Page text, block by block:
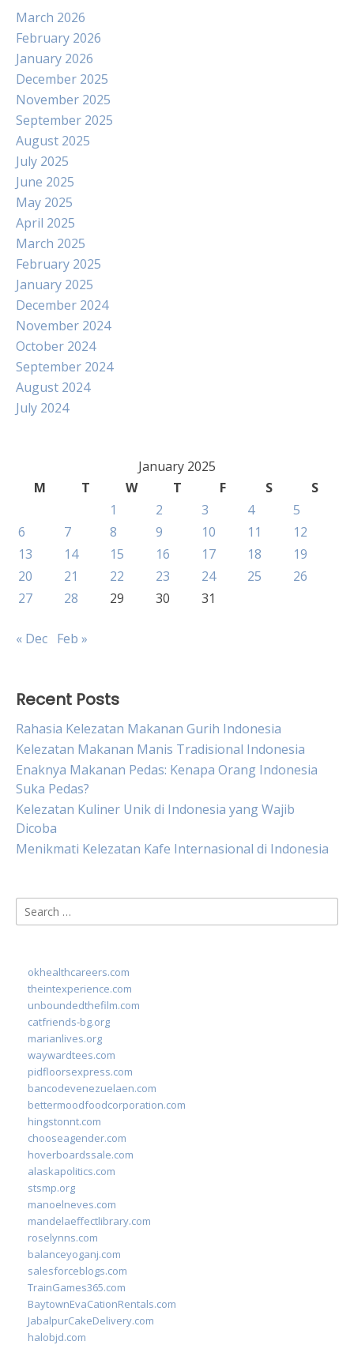
March 2026
February 2026
January 2026
December 2025
November 2025
September 2025
August 2025
July 2025
June 2025
May 2025
April 2025
March 2025
February 2025
January 2025
December 2024
November 2024
October 2024
September 2024
August 2024
July 2024
January 2025
M
T W T F S
S
1
2 3 4
5
6
7 8 9 10 11
12
13
14 15 16 17 18
19
20
21 22 23 24 25
26
27
28 29 30 31
« Dec Feb »
Recent Posts
Rahasia Kelezatan Makanan Gurih Indonesia
Kelezatan Makanan Manis Tradisional Indonesia
Enaknya Makanan Pedas: Kenapa Orang Indonesia
Suka Pedas?
Kelezatan Kuliner Unik di Indonesia yang Wajib
Dicoba
Menikmati Kelezatan Kafe Internasional di Indonesia
Search
for:
okhealthcareers.com
theintexperience.com
unboundedthefilm.com
catfriends-bg.org
marianlives.org
waywardtees.com
pidfloorsexpress.com
bancodevenezuelaen.com
bettermoodfoodcorporation.com
hingstonnt.com
chooseagender.com
hoverboardssale.com
alaskapolitics.com
stsmp.org
manoelneves.com
mandelaeffectlibrary.com
roselynns.com
balanceyoganj.com
salesforceblogs.com
TrainGames365.com
BaytownEvaCationRentals.com
JabalpurCakeDelivery.com
halobjd.com